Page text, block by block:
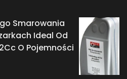
Smarowania
Ideal Od
O Pojemności